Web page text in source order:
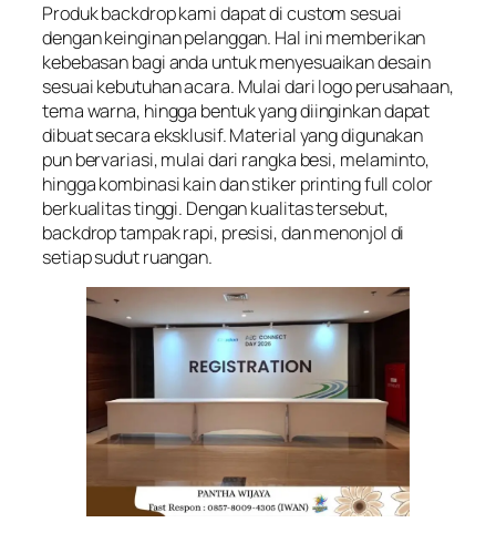
Produk backdrop kami dapat di custom sesuai
dengan keinginan pelanggan. Hal ini memberikan
kebebasan bagi anda untuk menyesuaikan desain
sesuai kebutuhan acara. Mulai dari logo perusahaan,
tema warna, hingga bentuk yang diinginkan dapat
dibuat secara eksklusif. Material yang digunakan
pun bervariasi, mulai dari rangka besi, melaminto,
hingga kombinasi kain dan stiker printing full color
berkualitas tinggi. Dengan kualitas tersebut,
backdrop tampak rapi, presisi, dan menonjol di
setiap sudut ruangan.